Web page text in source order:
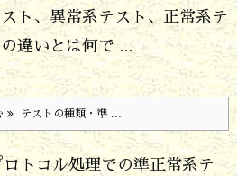
ト、異常系テスト、正常系テ
違いとは何で ...
テストの種類・準 ...
トコル処理での準正常系テ